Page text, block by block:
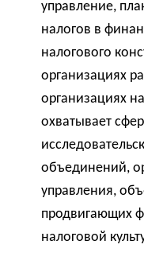
управление,
налогов в
налогового
организациях
организациях
охватывает
объединений,
управления,
продвигающих
налоговой